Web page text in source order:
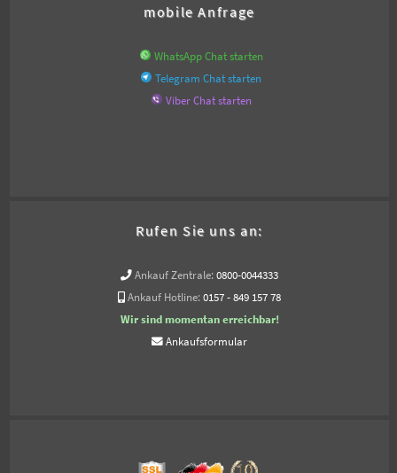
mobile Anfrage
WhatsApp Chat starten
Telegram Chat starten
Viber Chat starten
Rufen Sie uns an:
Ankauf Zentrale: 0800-0044333
Ankauf Hotline: 0157 - 849 157 78
Wir sind momentan erreichbar!
Ankaufsformular